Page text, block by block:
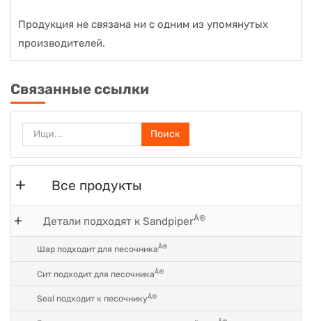
Продукция не связана ни с одним из упомянутых
производителей.
Связанные ссылки
Поиск
Все продукты
Детали подходят к SandpiperÂ®
Шар подходит для песочникаÂ®
Сит подходит для песочникаÂ®
Seal подходит к песочникуÂ®